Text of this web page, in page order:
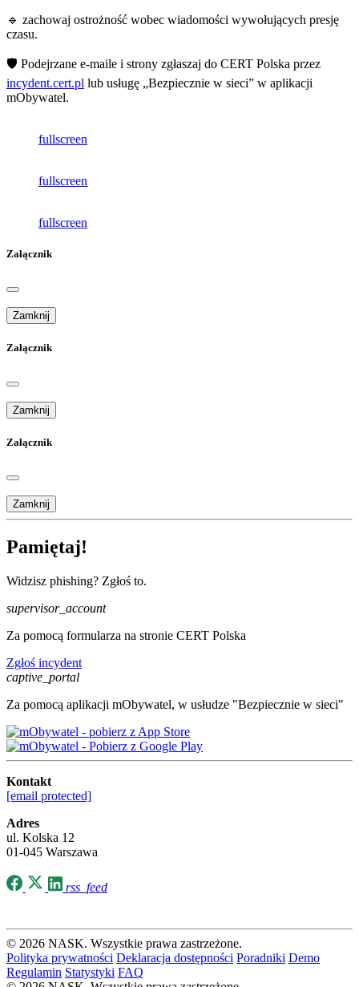
🔹 zachowaj ostrożność wobec wiadomości wywołujących presję
czasu.
🛡️ Podejrzane e-maile i strony zgłaszaj do CERT Polska przez
incydent.cert.pl lub usługę „Bezpiecznie w sieci” w aplikacji
mObywatel.
fullscreen
fullscreen
fullscreen
Załącznik
Zamknij
Załącznik
Zamknij
Załącznik
Zamknij
Pamiętaj!
Widzisz phishing? Zgłoś to.
supervisor_account
Za pomocą formularza na stronie CERT Polska
Zgłoś incydent
captive_portal
Za pomocą aplikacji mObywatel, w usłudze "Bezpiecznie w sieci"
Kontakt
[email protected]
Adres
ul. Kolska 12
01-045 Warszawa
rss_feed
© 2026 NASK. Wszystkie prawa zastrzeżone.
Polityka prywatności Deklaracja dostępności Poradniki Demo
Regulamin Statystyki FAQ